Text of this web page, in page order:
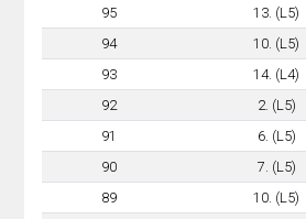
95
13. (L5)
94
10. (L5)
93
14. (L4)
92
2. (L5)
91
6. (L5)
90
7. (L5)
89
10. (L5)